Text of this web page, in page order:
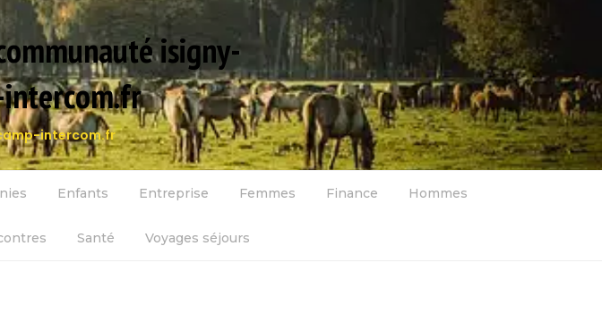
isigny-
intercom.fr
Enfants Entreprise Femmes Finance Hommes
Santé Voyages séjours